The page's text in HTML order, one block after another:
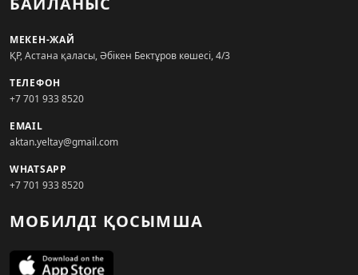
МЕКЕН-ЖАЙ
ҚР, Астана қаласы, Әбікен Бектұров көшесі, 4/3
ТЕЛЕФОН
+7 701 933 8520
EMAIL
aktan.yeltay@gmail.com
WHATSAPP
+7 701 933 8520
МОБИЛДІ ҚОСЫМША